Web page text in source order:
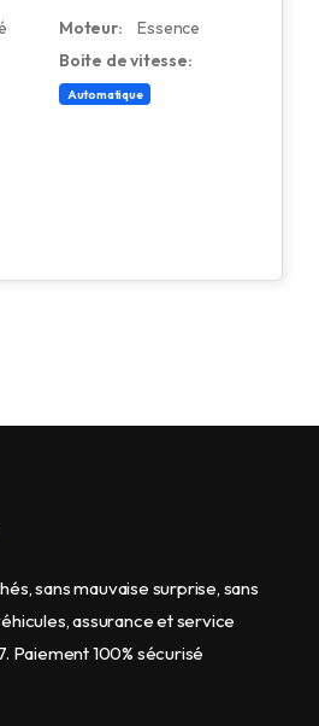
Moteur:
Essence
Boite de vitesse:
Automatique
sans mauvaise surprise, sans
assurance et service
Paiement 100% sécurisé